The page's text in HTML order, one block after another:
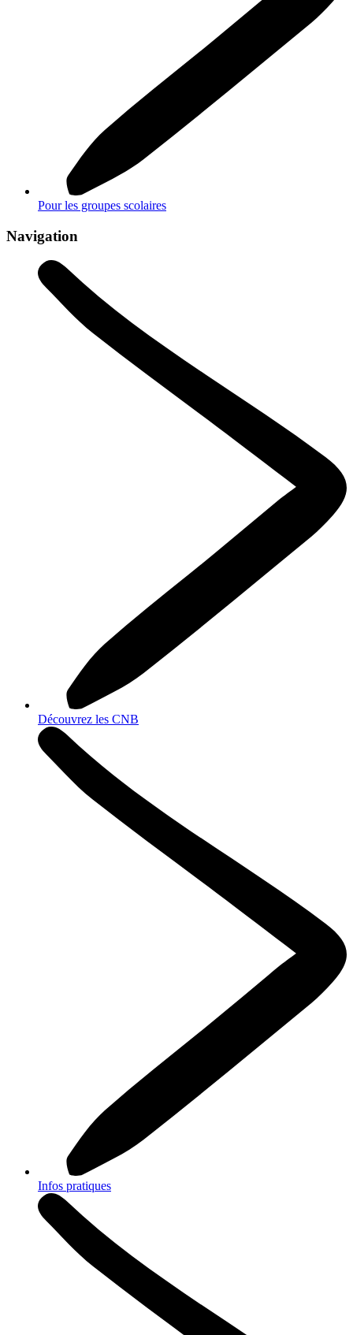
Pour les groupes scolaires
Navigation
Découvrez les CNB
Infos pratiques